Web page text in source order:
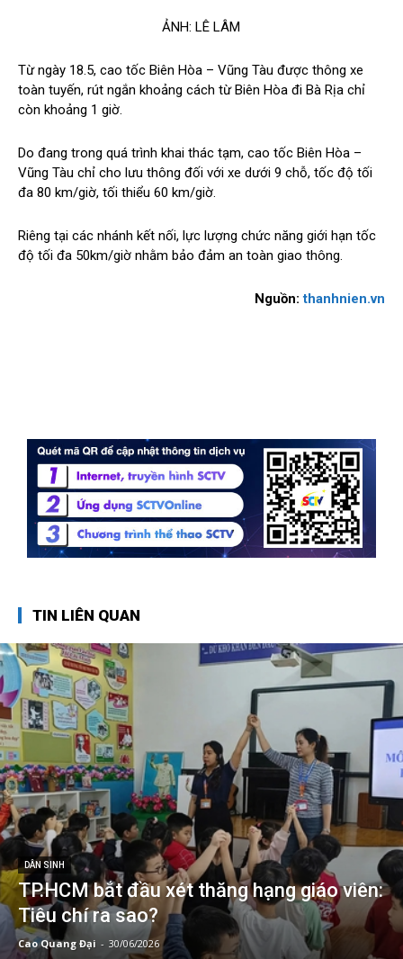
ẢNH: LÊ LÂM
Từ ngày 18.5, cao tốc Biên Hòa – Vũng Tàu được thông xe
toàn tuyến, rút ngắn khoảng cách từ Biên Hòa đi Bà Rịa chỉ
còn khoảng 1 giờ.
Do đang trong quá trình khai thác tạm, cao tốc Biên Hòa –
Vũng Tàu chỉ cho lưu thông đối với xe dưới 9 chỗ, tốc độ tối
đa 80 km/giờ, tối thiểu 60 km/giờ.
Riêng tại các nhánh kết nối, lực lượng chức năng giới hạn tốc
độ tối đa 50km/giờ nhằm bảo đảm an toàn giao thông.
Nguồn:thanhnien.vn
TIN LIÊN QUAN
DÂN SINH
TP.HCM bắt đầu xét thăng hạng giáo viên:
Tiêu chí ra sao?
Cao Quang Đại - 30/06/2026